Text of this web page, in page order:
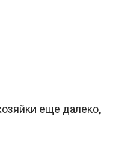
еще далеко,